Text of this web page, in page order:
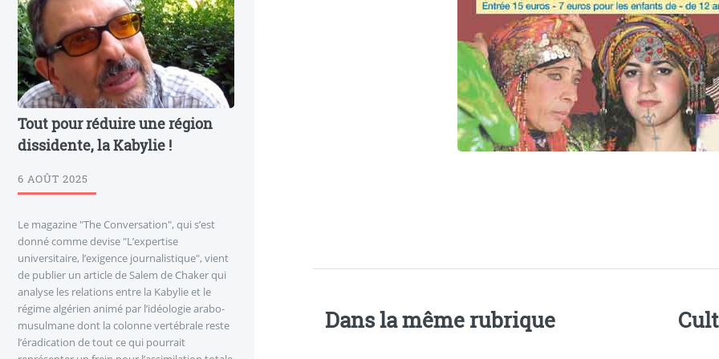
Dans la même rubrique
Tout pour réduire une région
dissidente, la Kabylie !
6 AOÛT 2025
Le magazine "The Conversation", qui s’est
donné comme devise "L’expertise
universitaire, l’exigence journalistique", vient
de publier un article de Salem de Chaker qui
analyse les relations entre la Kabylie et le
régime algérien animé par l’idéologie arabo-
musulmane dont la colonne vertébrale reste
l’éradication de tout ce qui pourrait